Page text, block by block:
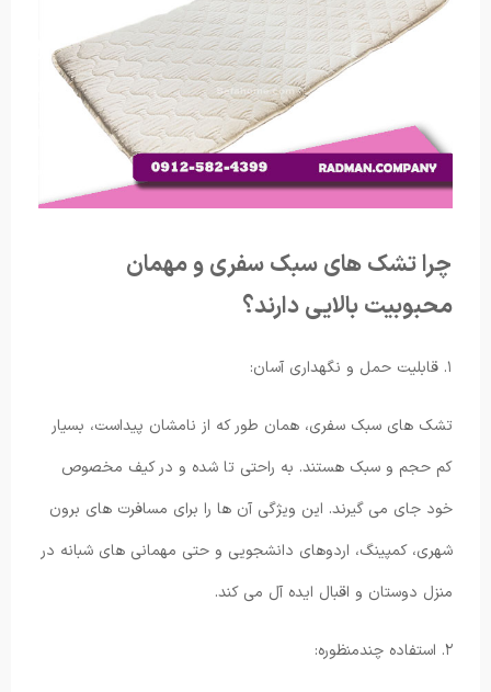
چرا تشک های سبک سفری و مهمان
محبوبیت بالایی دارند؟
۱. قابلیت حمل و نگهداری آسان:
تشک های سبک سفری، همان طور که از نامشان پیداست، بسیار
کم حجم و سبک هستند. به راحتی تا شده و در کیف مخصوص
خود جای می گیرند. این ویژگی آن ها را برای مسافرت های برون
شهری، کمپینگ، اردوهای دانشجویی و حتی مهمانی های شبانه در
منزل دوستان و اقبال ایده آل می کند.
۲. استفاده چندمنظوره: